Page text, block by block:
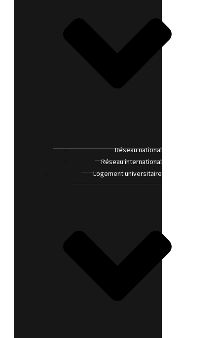
Réseau national
Réseau international
Logement universitaire